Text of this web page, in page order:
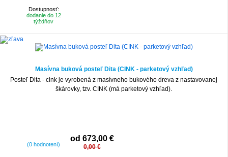
Dostupnosť:
dodanie do 12
týždňov
Masívna buková posteľ Dita (CINK - parketový vzhľad)
Posteľ Dita - cink je vyrobená z masívneho bukového dreva z nastavovanej
škárovky, tzv. CINK (má parketový vzhľad).
(0 hodnotení)
od 673,00 €
0,00 €